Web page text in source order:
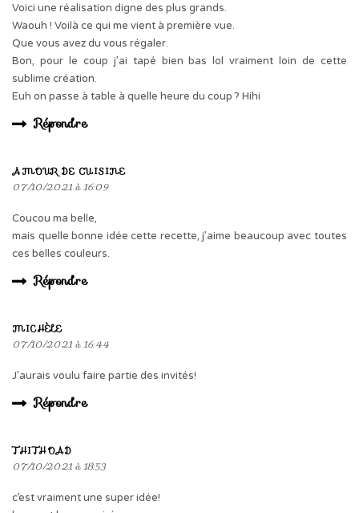
Voici une réalisation digne des plus grands.
Waouh ! Voilà ce qui me vient à première vue.
Que vous avez du vous régaler.
Bon, pour le coup j’ai tapé bien bas lol vraiment loin de cette
sublime création.
Euh on passe à table à quelle heure du coup ? Hihi
Répondre
AMOUR DE CUISINE
07/10/2021 à 16:09
Coucou ma belle,
mais quelle bonne idée cette recette, j’aime beaucoup avec toutes
ces belles couleurs.
Répondre
MICHÈLE
07/10/2021 à 16:44
J’aurais voulu faire partie des invités!
Répondre
THITHOAD
07/10/2021 à 18:53
c’est vraiment une super idée!